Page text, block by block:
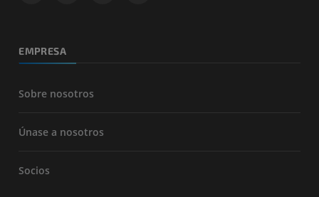
EMPRESA
Sobre nosotros
Únase a nosotros
Socios